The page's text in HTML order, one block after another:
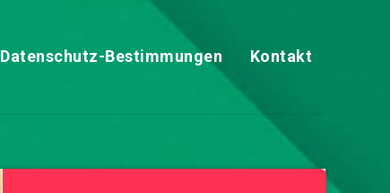
Datenschutz-Bestimmungen Kontakt